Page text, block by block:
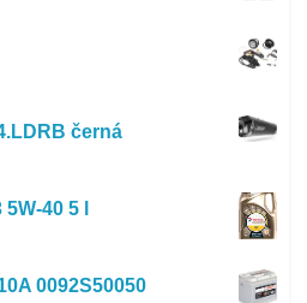
černá
40 5 l
0092S50050